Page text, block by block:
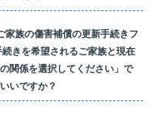
家族の傷害補償の更新手続きフ
きを希望されるご家族と現在
関係を選択してください」で
いですか？